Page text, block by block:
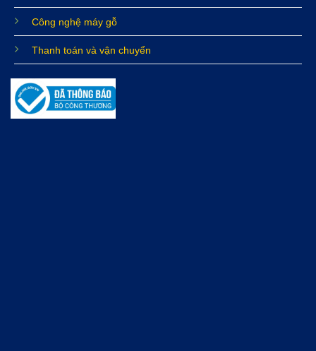
Công nghệ máy gỗ
Thanh toán và vận chuyển